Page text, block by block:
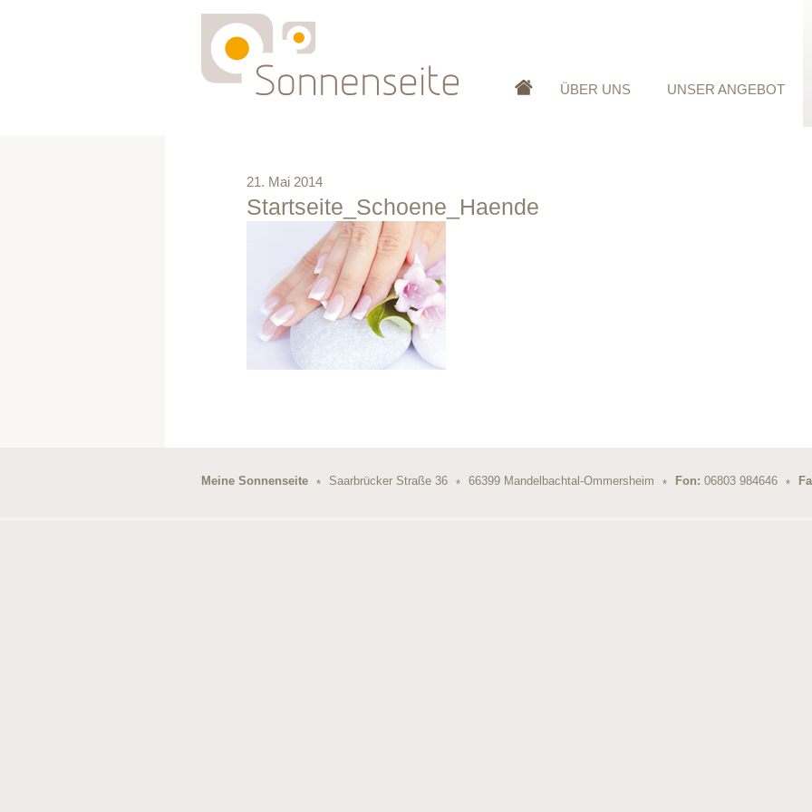
ÜBER UNS UNSER ANGEBOT
21. Mai 2014
Startseite_Schoene_Haende
Meine Sonnenseite * Saarbrücker Straße 36 * 66399 Mandelbachtal-Ommersheim * Fon: 06803 984646 *